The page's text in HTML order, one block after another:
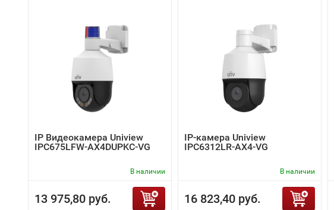
IP Видеокамера Uniview
IPC675LFW-AX4DUPKC-VG
В наличии
13 975,80 руб.
IP-камера Uniview
IPC6312LR-AX4-VG
В наличии
16 823,40 руб.